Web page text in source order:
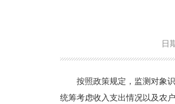
日
按照政策规定，监测对象
统筹考虑收入支出情况以及农